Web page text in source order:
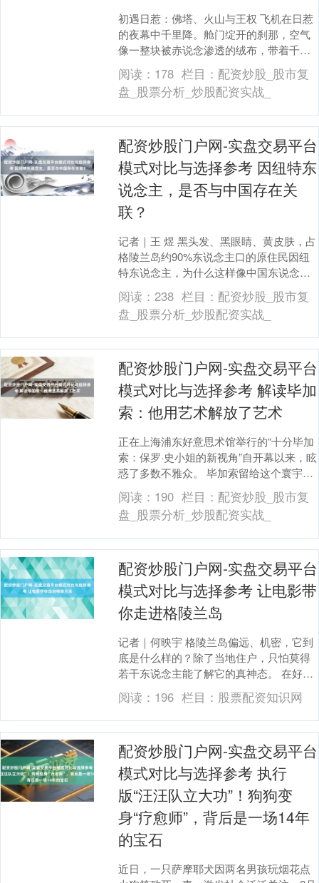
初遇日惹：佛塔、火山与王权 飞机在日惹
的夜幕中千里降。舱门绽开的刹那，空气
像一整块被赤说念渗透的绒布，带着千里
甸甸的温度与湿度，短暂裹缠上来。车窗
外，摩托车的河....
阅读： 178 栏目： 配资炒股_股市复
盘_股票分析_炒股配资实战_
配资炒股门户网-实盘交易平台
模式对比与选择参考 因纽特东
说念主，是否与中国存在关
联？
记者｜王 煜 黑头发、黑眼睛、黄皮肤，占
格陵兰岛约90%东说念主口的原住民因纽
特东说念主，为什么这样像中国东说念
主？他们是从那儿移动到岛上，是否果然
与中国存在关....
阅读：238 栏目： 配资炒股_股市复
盘_股票分析_炒股配资实战_
配资炒股门户网-实盘交易平台
模式对比与选择参考 解读毕加
索：他用艺术解放了艺术
正在上海浦东好意思术馆举行的“十分毕加
索：保罗·史小姐的新视角”自开幕以来，眩
惑了多数不雅众。 毕加索留给这个寰宇的
究竟是什么？在华东师范大学孙乃树陶冶
看来，谜....
阅读： 190 栏目： 配资炒股_股市复
盘_股票分析_炒股配资实战_
配资炒股门户网-实盘交易平台
模式对比与选择参考 让电影带
你走进格陵兰岛
记者｜何映宇 格陵兰岛偏远、机密，它到
底是什么样的？除了当地住户，只怕莫得
若干东说念主能了解它的真神态。 在好莱
坞电影中，格陵兰岛偶尔会出目下《后
天》这么的不精....
阅读： 196 栏目： 股票配资知识网
配资炒股门户网-实盘交易平台
模式对比与选择参考 执行
版“汪汪队立大功”！狗狗变
身“疗愈师”，背后是一场14年
的宝石
近日，一只萨摩耶犬因两名男孩玩烟花点